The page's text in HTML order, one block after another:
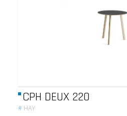
CPH DEUX 220
# HAY